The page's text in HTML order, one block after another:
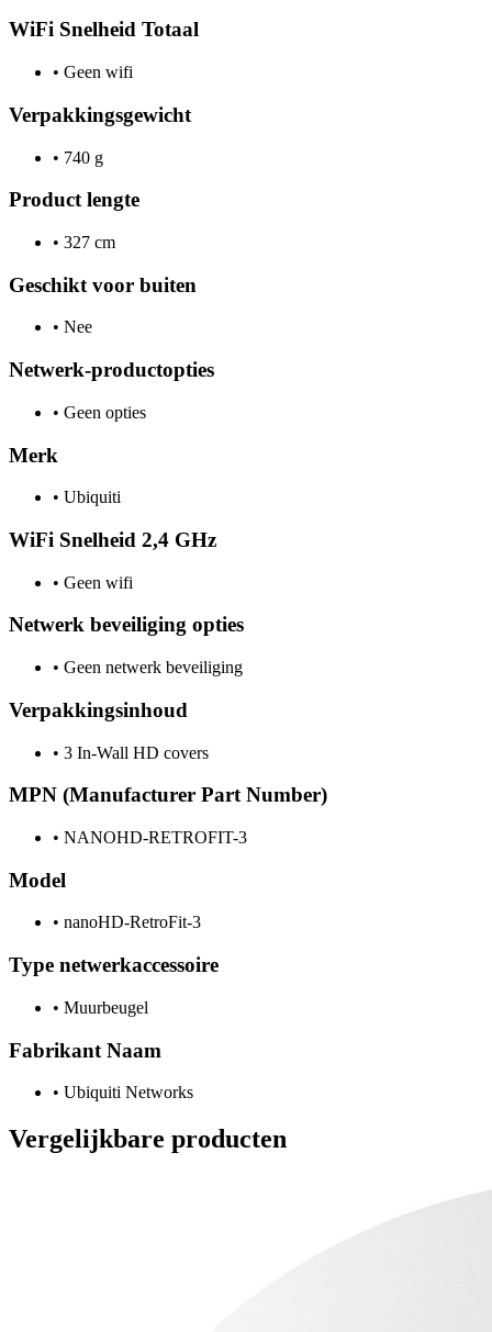
WiFi Snelheid Totaal
• Geen wifi
Verpakkingsgewicht
• 740 g
Product lengte
• 327 cm
Geschikt voor buiten
• Nee
Netwerk-productopties
• Geen opties
Merk
• Ubiquiti
WiFi Snelheid 2,4 GHz
• Geen wifi
Netwerk beveiliging opties
• Geen netwerk beveiliging
Verpakkingsinhoud
• 3 In-Wall HD covers
MPN (Manufacturer Part Number)
• NANOHD-RETROFIT-3
Model
• nanoHD-RetroFit-3
Type netwerkaccessoire
• Muurbeugel
Fabrikant Naam
• Ubiquiti Networks
Vergelijkbare producten